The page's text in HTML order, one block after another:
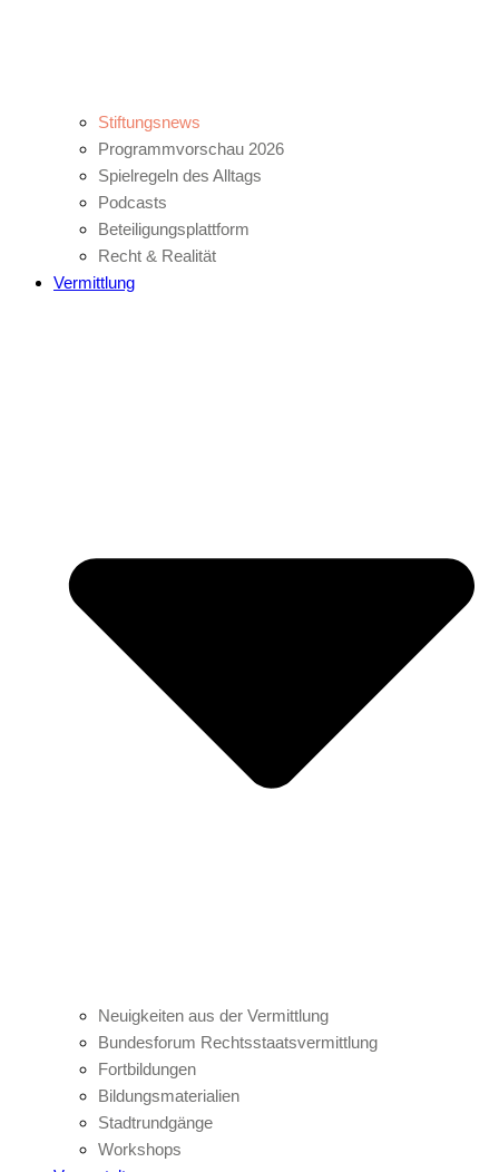
Stiftungsnews
Programmvorschau 2026
Spielregeln des Alltags
Podcasts
Beteiligungsplattform
Recht & Realität
Vermittlung
Neuigkeiten aus der Vermittlung
Bundesforum Rechtsstaatsvermittlung
Fortbildungen
Bildungsmaterialien
Stadtrundgänge
Workshops